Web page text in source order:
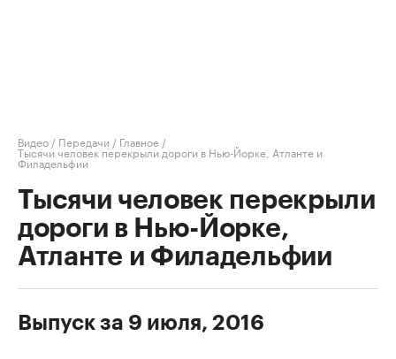
Видео / Передачи / Главное /
Тысячи человек перекрыли дороги в Нью-Йорке, Атланте и
Филадельфии
Тысячи человек перекрыли
дороги в Нью-Йорке,
Атланте и Филадельфии
Выпуск за 9 июля, 2016